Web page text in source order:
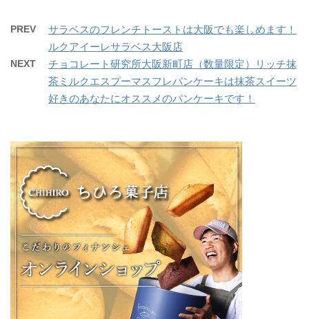
PREV
サラベスのフレンチトーストは大阪でも楽しめます！
ルクアイーレサラベス大阪店
NEXT
チョコレート研究所大阪新町店（数量限定）リッチ抹
茶ミルクエスプーマスフレパンケーキは抹茶スイーツ
好きのあなたにオススメのパンケーキです！